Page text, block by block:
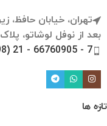
تهران، خیابان حافظ،
بعد از نوفل لوشاتو، پلاک ۳۶۷، طبقه 4، واحد 8
21 - 66760905 - 7
تازه ها